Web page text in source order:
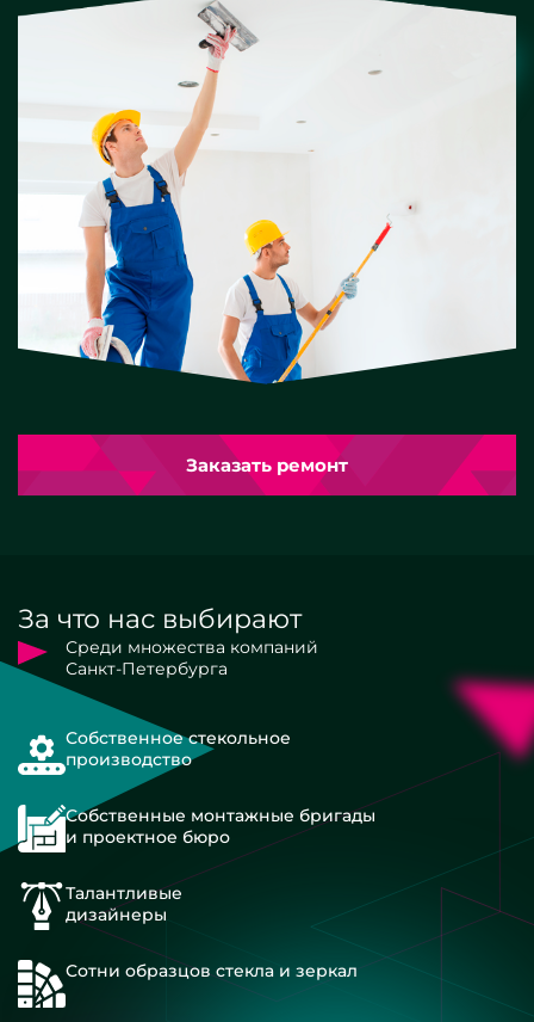
Заказать ремонт
За что нас выбирают
Среди множества компаний
Санкт-Петербурга
Собственное стекольное
производство
Собственные монтажные бригады
и проектное бюро
Талантливые
дизайнеры
Сотни образцов стекла и зеркал